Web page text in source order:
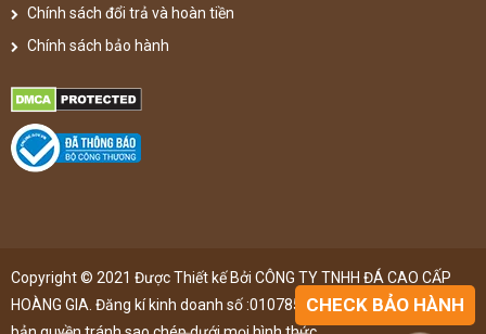
Chính sách đổi trả và hoàn tiền
Chính sách bảo hành
Copyright © 2021 Được Thiết kế Bởi CÔNG TY TNHH ĐÁ CAO CẤP
HOÀNG GIA. Đăng kí kinh doanh số :0107851148 ,đã được đăng kí
CHECK BẢO HÀNH